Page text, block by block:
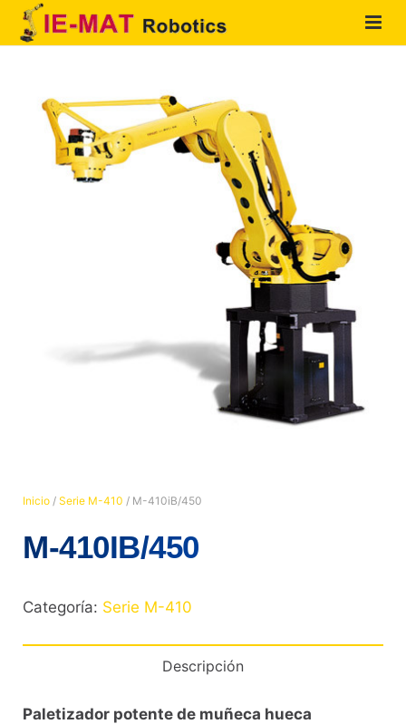
QUIENES SOMOS
PRODUCTOS
Inicio / Serie M-410 / M-410iB/450
M-410IB/450
Categoría: Serie M-410
Descripción
Paletizador potente de muñeca hueca